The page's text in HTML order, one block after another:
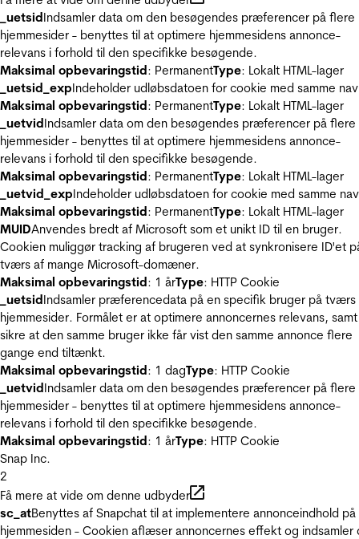
_uetsidIndsamler data om den besøgendes præferencer på flere
hjemmesider - benyttes til at optimere hjemmesidens annonce-
relevans i forhold til den specifikke besøgende.
Maksimal opbevaringstid: PermanentType: Lokalt HTML-lager
_uetsid_expIndeholder udløbsdatoen for cookie med samme
Maksimal opbevaringstid: PermanentType: Lokalt HTML-lager
_uetvidIndsamler data om den besøgendes præferencer på flere
hjemmesider - benyttes til at optimere hjemmesidens annonce-
relevans i forhold til den specifikke besøgende.
Maksimal opbevaringstid: PermanentType: Lokalt HTML-lager
_uetvid_expIndeholder udløbsdatoen for cookie med samme
Maksimal opbevaringstid: PermanentType: Lokalt HTML-lager
MUIDAnvendes bredt af Microsoft som et unikt ID til en bruger.
Cookien muliggør tracking af brugeren ved at synkronisere ID'et
tværs af mange Microsoft-domæner.
Maksimal opbevaringstid: 1 årType: HTTP Cookie
_uetsidIndsamler præferencedata på en specifik bruger på tværs
hjemmesider. Formålet er at optimere annoncernes relevans, samt
sikre at den samme bruger ikke får vist den samme annonce flere
gange end tiltænkt.
Maksimal opbevaringstid: 1 dagType: HTTP Cookie
_uetvidIndsamler data om den besøgendes præferencer på flere
hjemmesider - benyttes til at optimere hjemmesidens annonce-
relevans i forhold til den specifikke besøgende.
Maksimal opbevaringstid: 1 årType: HTTP Cookie
Snap Inc.
2
Få mere at vide om denne udbyder
sc_atBenyttes af Snapchat til at implementere annonceindhold på
hjemmesiden - Cookien aflæser annoncernes effekt og indsamler